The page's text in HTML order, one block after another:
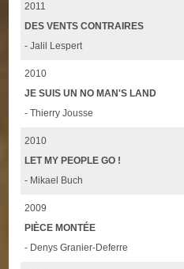
2011
DES VENTS CONTRAIRES
- Jalil Lespert
2010
JE SUIS UN NO MAN'S LAND
- Thierry Jousse
2010
LET MY PEOPLE GO !
- Mikael Buch
2009
PIÈCE MONTÉE
- Denys Granier-Deferre